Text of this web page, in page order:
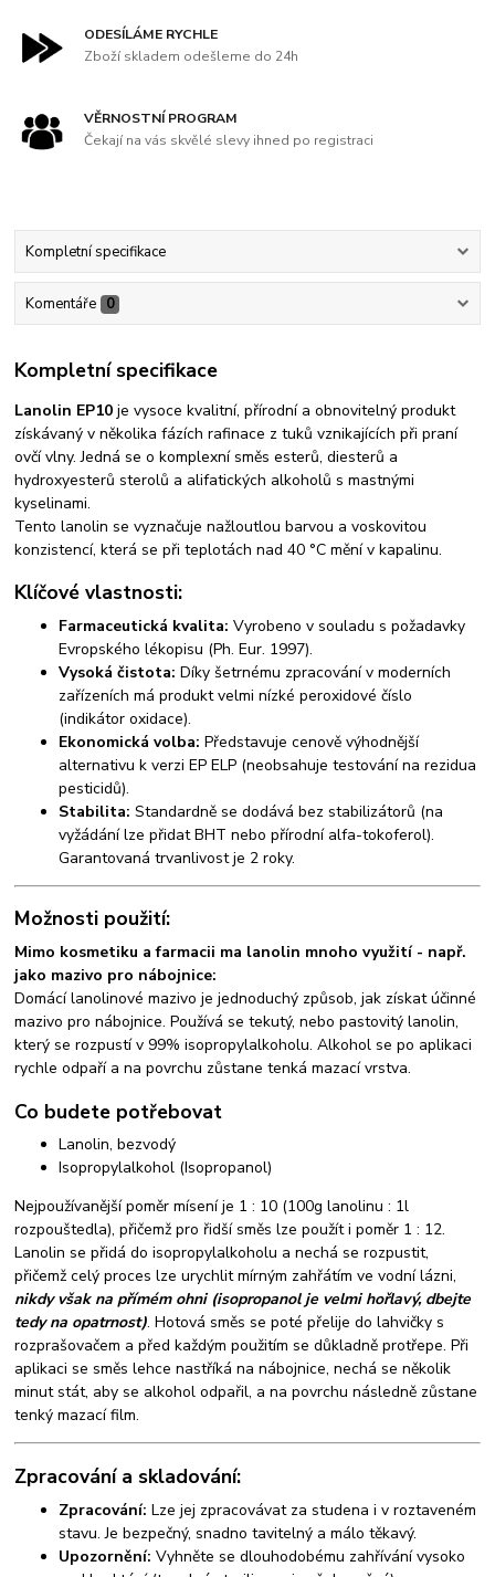
ODESÍLÁME RYCHLE
Zboží skladem odešleme do 24h
VĚRNOSTNÍ PROGRAM
Čekají na vás skvělé slevy ihned po registraci
Kompletní specifikace
Komentáře 0
Kompletní specifikace
Lanolin EP10 je vysoce kvalitní, přírodní a obnovitelný produkt
získávaný v několika fázích rafinace z tuků vznikajících při praní
ovčí vlny. Jedná se o komplexní směs esterů, diesterů a
hydroxyesterů sterolů a alifatických alkoholů s mastnými
kyselinami.
Tento lanolin se vyznačuje nažloutlou barvou a voskovitou
konzistencí, která se při teplotách nad 40 °C mění v kapalinu.
Klíčové vlastnosti:
Farmaceutická kvalita: Vyrobeno v souladu s požadavky
Evropského lékopisu (Ph. Eur. 1997).
Vysoká čistota: Díky šetrnému zpracování v moderních
zařízeních má produkt velmi nízké peroxidové číslo
(indikátor oxidace).
Ekonomická volba: Představuje cenově výhodnější
alternativu k verzi EP ELP (neobsahuje testování na rezidua
pesticidů).
Stabilita: Standardně se dodává bez stabilizátorů (na
vyžádání lze přidat BHT nebo přírodní alfa-tokoferol).
Garantovaná trvanlivost je 2 roky.
Možnosti použití:
Mimo kosmetiku a farmacii ma lanolin mnoho využití - např.
jako mazivo pro nábojnice:
Domácí lanolinové mazivo je jednoduchý způsob, jak získat účinné
mazivo pro nábojnice. Používá se tekutý, nebo pastovitý lanolin,
který se rozpustí v 99% isopropylalkoholu. Alkohol se po aplikaci
rychle odpaří a na povrchu zůstane tenká mazací vrstva.
Co budete potřebovat
Lanolin, bezvodý
Isopropylalkohol (Isopropanol)
Nejpoužívanější poměr mísení je 1 : 10 (100g lanolinu : 1l
rozpouštedla), přičemž pro řidší směs lze použít i poměr 1 : 12.
Lanolin se přidá do isopropylalkoholu a nechá se rozpustit,
přičemž celý proces lze urychlit mírným zahřátím ve vodní lázni,
nikdy však na přímém ohni (isopropanol je velmi hořlavý, dbejte
tedy na opatrnost). Hotová směs se poté přelije do lahvičky s
rozprašovačem a před každým použitím se důkladně protřepe. Při
aplikaci se směs lehce nastříká na nábojnice, nechá se několik
minut stát, aby se alkohol odpařil, a na povrchu následně zůstane
tenký mazací film.
Zpracování a skladování:
Zpracování: Lze jej zpracovávat za studena i v roztaveném
stavu. Je bezpečný, snadno tavitelný a málo těkavý.
Upozornění: Vyhněte se dlouhodobému zahřívání vysoko